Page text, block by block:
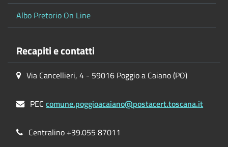
Albo Pretorio On Line
Recapiti e contatti
Via Cancellieri, 4 - 59016 Poggio a Caiano (PO)
PECcomune.poggioacaiano@postacert.toscana.it
Centralino +39.055 87011